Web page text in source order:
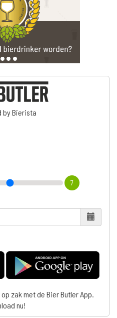
by Bierista
7
zak met de Bier Butler App.
nu!